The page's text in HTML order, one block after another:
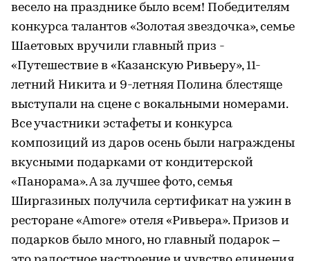
весело на празднике было всем! Победителям
конкурса талантов «Золотая звездочка», семье
Шаетовых вручили главный приз -
«Путешествие в «Казанскую Ривьеру», 11-
летний Никита и 9-летняя Полина блестяще
выступали на сцене с вокальными номерами.
Все участники эстафеты и конкурса
композиций из даров осень были награждены
вкусными подарками от кондитерской
«Панорама». А за лучшее фото, семья
Ширгазиных получила сертификат на ужин в
ресторане «Amore» отеля «Ривьера». Призов и
подарков было много, но главный подарок –